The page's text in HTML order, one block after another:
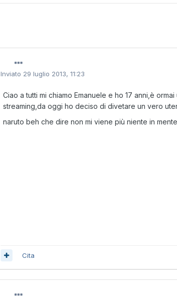
Inviato 29 luglio 2013, 11:23
Ciao a tutti mi chiamo Emanuele e ho 17 anni,è
streaming,da oggi ho deciso di divetare un vero
naruto beh che dire non mi viene più niente in
Cita